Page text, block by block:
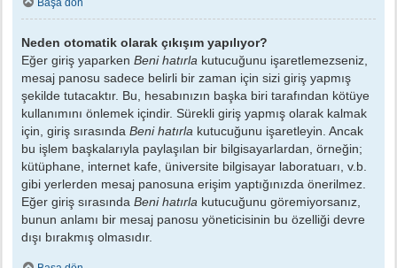
Başa dön
Neden otomatik olarak çıkışım yapılıyor?
Eğer giriş yaparken Beni hatırla kutucuğunu işaretlemezseniz,
mesaj panosu sadece belirli bir zaman için sizi giriş yapmış
şekilde tutacaktır. Bu, hesabınızın başka biri tarafından kötüye
kullanımını önlemek içindir. Sürekli giriş yapmış olarak kalmak
için, giriş sırasında Beni hatırla kutucuğunu işaretleyin. Ancak
bu işlem başkalarıyla paylaşılan bir bilgisayarlardan, örneğin;
kütüphane, internet kafe, üniversite bilgisayar laboratuarı, v.b.
gibi yerlerden mesaj panosuna erişim yaptığınızda önerilmez.
Eğer giriş sırasında Beni hatırla kutucuğunu göremiyorsanız,
bunun anlamı bir mesaj panosu yöneticisinin bu özelliği devre
dışı bırakmış olmasıdır.